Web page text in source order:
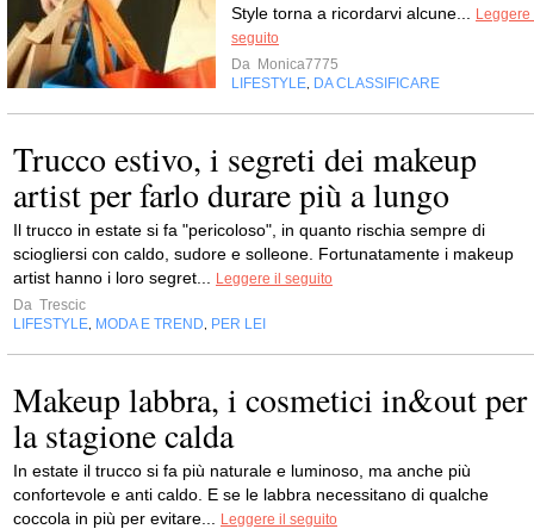
Style torna a ricordarvi alcune...
Leggere
seguito
Da Monica7775
LIFESTYLE DA CLASSIFICARE
Trucco estivo, i segreti dei makeup
artist per farlo durare più a lungo
Il trucco in estate si fa "pericoloso", in quanto rischia sempre di
sciogliersi con caldo, sudore e solleone. Fortunatamente i makeup
artist hanno i loro segret...
Leggere il seguito
Da Trescic
LIFESTYLE MODA E TREND PER LEI
Makeup labbra, i cosmetici in&out per
la stagione calda
In estate il trucco si fa più naturale e luminoso, ma anche più
confortevole e anti caldo. E se le labbra necessitano di qualche
coccola in più per evitare...
Leggere il seguito